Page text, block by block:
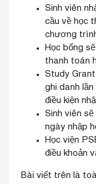
Sinh viên
cầu về học
chương
Học bổng
thanh toán
Study
ghi danh
điều kiện
Sinh viên
ngày nhập
Học viện
điều khoản
Bài viết trên là